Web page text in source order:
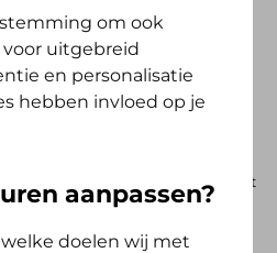
Hieronder zie je, bij
Alles Verzorgd Polis,
zonder het woord
wat jouw extra
collectief nadat je
voor de AV (Tand) Opstap of AV
de basisverzekering Zelf Bewust
Log in enbekijk je persoonlijke
om ook
uitgebreid
en personalisatie
hebben invloed op je
aanpassen?
doelen wij met